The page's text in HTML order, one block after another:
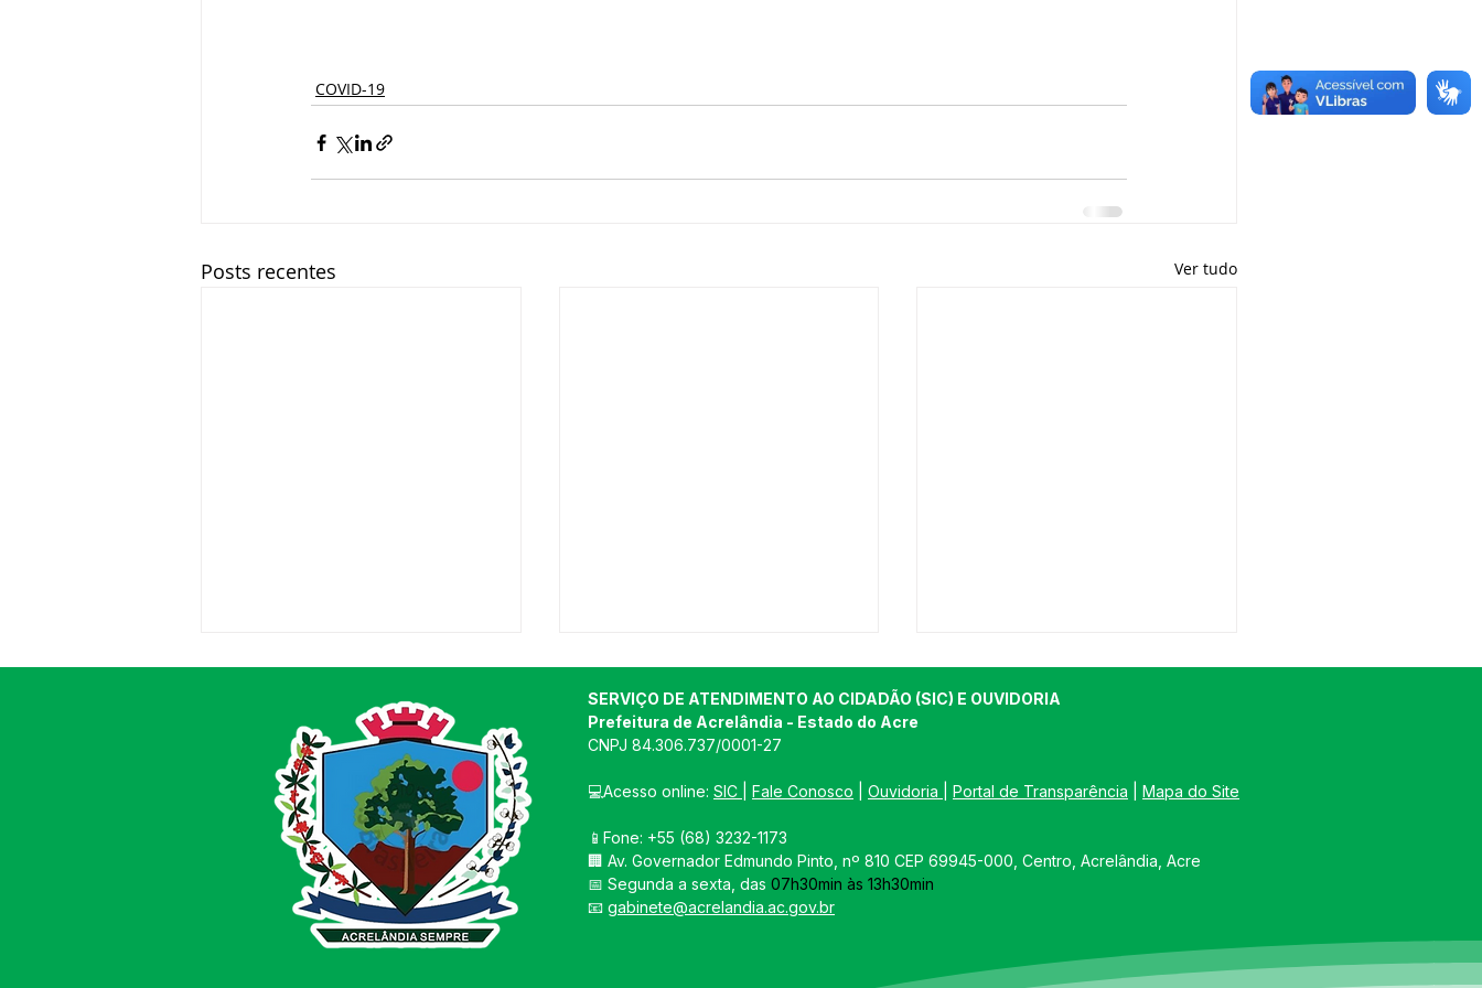
COVID-19
Posts recentes Ver tudo
Saúde: 9 de julho de 2022,
Prefeitura realizará 'mega
vacinação' contra covid-19
Importante: A pandemia
não acabou. Use máscara,
vacina-se e não esqueça o
álcool em gel
Boletim Covid-19,
atualizado em 29 de
SERVIÇO DE ATENDIMENTO AO CIDADÃO (SIC) E OUVIDORIA
Prefeitura de Acrelândia - Estado do Acre
CNPJ 84.306.737/0001-27
💻Acesso online: SIC Fale Conosco Ouvidoria Portal de Transparência Mapa do Site
📱Fone: +55 (68) 3232-1173
🏢 Av. Governador Edmundo Pinto, nº 810 CEP 69945-000, Centro, Acrelândia, Acre
📅 Segunda a sexta, das 07h30min às 13h30min
📧 gabinete@acrelandia.ac.gov.br